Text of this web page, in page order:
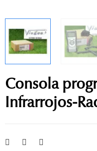
Consola
Infrarrojos-